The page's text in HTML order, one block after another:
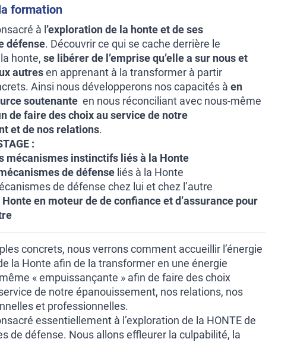
formation
à l ’exploration de la honte et de ses
défense. Découvrir ce qui se cache derrière le
honte, se libérer de l’emprise qu’elle a sur nous et
autresen apprenant à la transformer à partir
Ainsi nous développerons nos capacités à en
soutenante en nous réconciliant avec nous-même
de faire des choix au service de notre
et de nos relations.
:
mécanismes instinctifs liés à la Honte
de défense liés à la Honte
de défense chez lui et chez l’autre
en moteur de de confiance et d’assurance pour
concrets, nous verrons comment accueillir l’énergie
la Honte afin de la transformer en une énergie
« empuissançante » afin de faire des choix
de notre épanouissement, nos relations, nos
et professionnelles.
essentiellement à l’exploration de la HONTE de
de défense. Nous allons effleurer la culpabilité, la